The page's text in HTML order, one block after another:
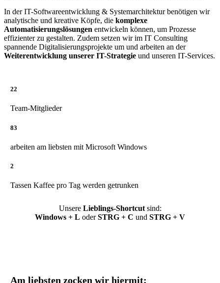
In der IT-Softwareentwicklung & Systemarchitektur benötigen wir
analytische und kreative Köpfe, die komplexe
Automatisierungslösungen entwickeln können, um Prozesse
effizienter zu gestalten. Zudem setzen wir im IT Consulting
spannende Digitalisierungsprojekte um und arbeiten an der
Weiterentwicklung unserer IT-Strategie und unseren IT-Services.
22
Team-Mitglieder
83
arbeiten am liebsten mit Microsoft Windows
2
Tassen Kaffee pro Tag werden getrunken
Unsere Lieblings-Shortcutsind:
Windows + L oderSTRG + C und STRG + V
Am liebsten zocken wir hiermit: